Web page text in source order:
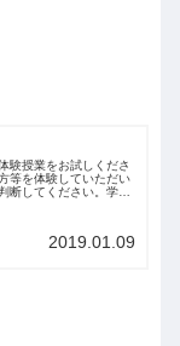
験授業をお試しくださ
等を体験していただい
断してください。学習
2019.01.09